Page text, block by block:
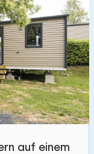
auf einem